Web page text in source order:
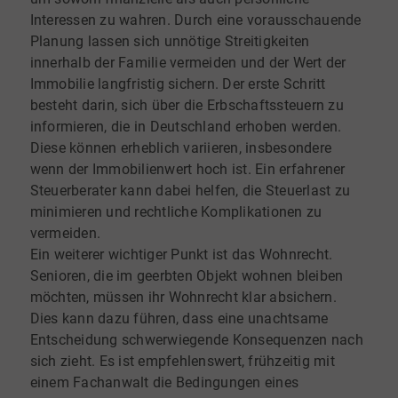
Interessen zu wahren. Durch eine vorausschauende
Planung lassen sich unnötige Streitigkeiten
innerhalb der Familie vermeiden und der Wert der
Immobilie langfristig sichern. Der erste Schritt
besteht darin, sich über die Erbschaftssteuern zu
informieren, die in Deutschland erhoben werden.
Diese können erheblich variieren, insbesondere
wenn der Immobilienwert hoch ist. Ein erfahrener
Steuerberater kann dabei helfen, die Steuerlast zu
minimieren und rechtliche Komplikationen zu
vermeiden.
Ein weiterer wichtiger Punkt ist das Wohnrecht.
Senioren, die im geerbten Objekt wohnen bleiben
möchten, müssen ihr Wohnrecht klar absichern.
Dies kann dazu führen, dass eine unachtsame
Entscheidung schwerwiegende Konsequenzen nach
sich zieht. Es ist empfehlenswert, frühzeitig mit
einem Fachanwalt die Bedingungen eines